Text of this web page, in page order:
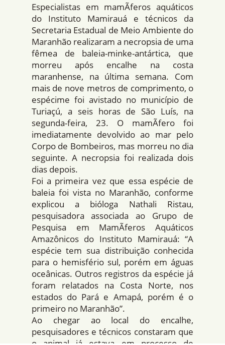
Especialistas em mamÃ­feros aquáticos
do Instituto Mamirauá e técnicos da
Secretaria Estadual de Meio Ambiente do
Maranhão realizaram a necropsia de uma
fêmea de baleia-minke-antártica, que
morreu após encalhe na costa
maranhense, na última semana. Com
mais de nove metros de comprimento, o
espécime foi avistado no município de
Turiaçú, a seis horas de São Luí­s, na
segunda-feira, 23. O mamÃ­fero foi
imediatamente devolvido ao mar pelo
Corpo de Bombeiros, mas morreu no dia
seguinte. A necropsia foi realizada dois
dias depois.
Foi a primeira vez que essa espécie de
baleia foi vista no Maranhão, conforme
explicou a bióloga Nathali Ristau,
pesquisadora associada ao Grupo de
Pesquisa em MamÃ­feros Aquáticos
Amazônicos do Instituto Mamirauá: “A
espécie tem sua distribuição conhecida
para o hemisfério sul, porém em águas
oceânicas. Outros registros da espécie já
foram relatados na Costa Norte, nos
estados do Pará e Amapá, porém é o
primeiro no Maranhão”.
Ao chegar ao local do encalhe,
pesquisadores e técnicos constaram que